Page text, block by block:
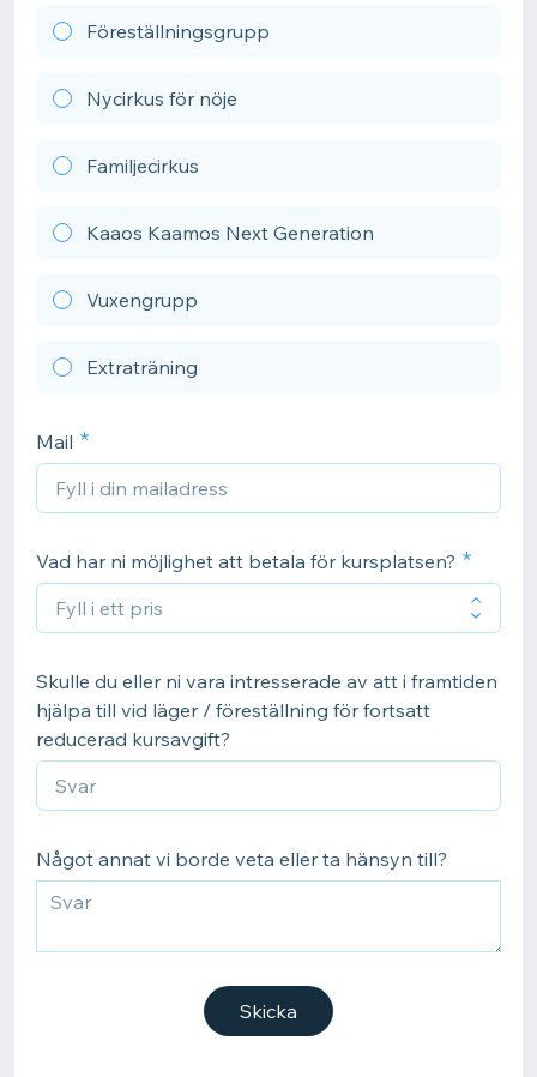
Föreställningsgrupp
Nycirkus för nöje
Familjecirkus
Kaaos Kaamos Next Generation
Vuxengrupp
Extraträning
Mail
Vad har ni möjlighet att betala för kursplatsen?
Skulle du eller ni vara intresserade av att i framtiden
hjälpa till vid läger / föreställning för fortsatt
reducerad kursavgift?
Något annat vi borde veta eller ta hänsyn till?
Skicka